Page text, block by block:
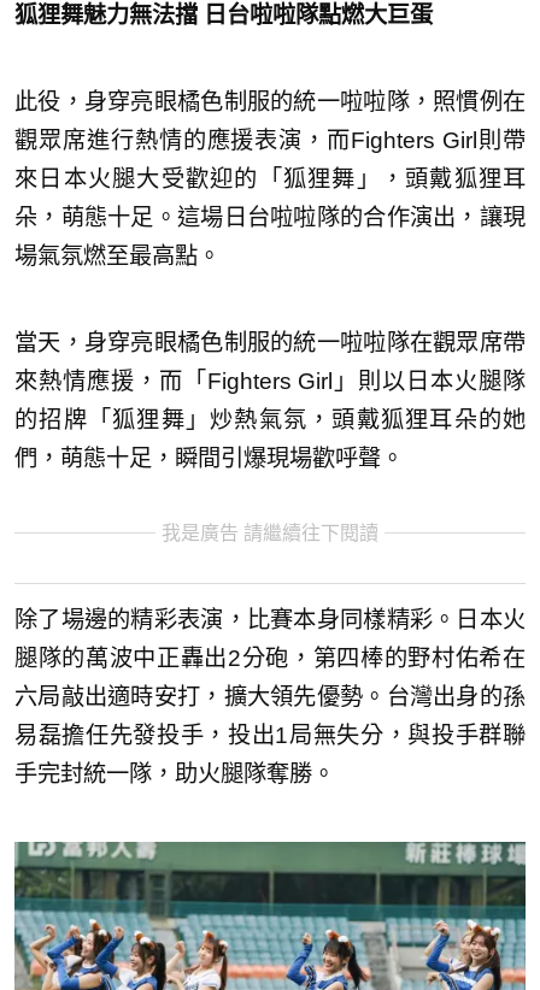
狐狸舞魅力無法擋 日台啦啦隊點燃大巨蛋
此役，身穿亮眼橘色制服的統一啦啦隊，照慣例在
觀眾席進行熱情的應援表演，而Fighters Girl則帶
來日本火腿大受歡迎的「狐狸舞」，頭戴狐狸耳
朵，萌態十足。這場日台啦啦隊的合作演出，讓現
場氣氛燃至最高點。
當天，身穿亮眼橘色制服的統一啦啦隊在觀眾席帶
來熱情應援，而「Fighters Girl」則以日本火腿隊
的招牌「狐狸舞」炒熱氣氛，頭戴狐狸耳朵的她
們，萌態十足，瞬間引爆現場歡呼聲。
我是廣告 請繼續往下閱讀
除了場邊的精彩表演，比賽本身同樣精彩。日本火
腿隊的萬波中正轟出2分砲，第四棒的野村佑希在
六局敲出適時安打，擴大領先優勢。台灣出身的孫
易磊擔任先發投手，投出1局無失分，與投手群聯
手完封統一隊，助火腿隊奪勝。